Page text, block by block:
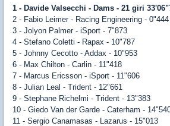
1 - Davide Valsecchi - Dams - 21 giri
2 - Fabio Leimer - Racing Engineering - 0"444
3 - Jolyon Palmer - iSport - 7"873
4 - Stefano Coletti - Rapax - 10"787
5 - Johnny Cecotto - Addax - 10"953
6 - Max Chilton - Carlin - 11"418
7 - Marcus Ericsson - iSport - 11"606
8 - Julian Leal - Trident - 12"661
9 - Stephane Richelmi - Trident - 13"383
10 - Giedo Van der Garde - Caterham -
11 - Sergio Canamasas - Lazarus - 15"013